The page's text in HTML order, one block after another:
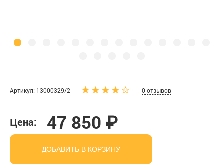
Артикул: 13000329/2 0 отзывов
Цена: 47 850 ₽
ДОБАВИТЬ В КОРЗИНУ